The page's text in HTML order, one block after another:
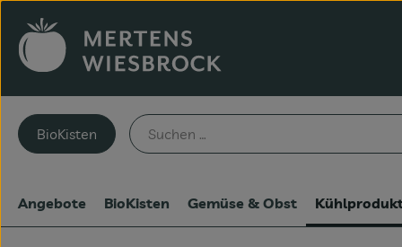
BioKisten
Angebote BioKisten Gemüse & Obst